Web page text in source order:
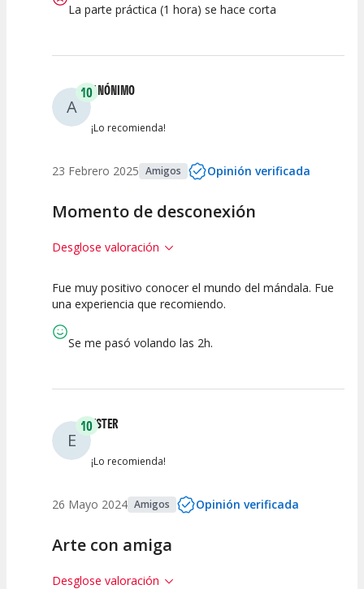
La parte práctica (1 hora) se hace corta
A
10ANÓNIMO
¡Lo recomienda!
23 Febrero 2025 Amigos Opinión verificada
Momento de desconexión
Desglose valoración
10
Actividad
10
Personal /
Guia
Fue muy positivo conocer el mundo del mándala. Fue
una experiencia que recomiendo.
Se me pasó volando las 2h.
E
10ESTER
¡Lo recomienda!
26 Mayo 2024 Amigos Opinión verificada
Arte con amiga
Desglose valoración